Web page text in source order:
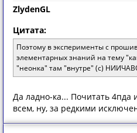
ZlydenGL
Цитата:
Поэтому в эксперименты с
элементарных знаний на тему
"неонка" там "внутре" (с)
Да ладно-ка... Почитать 4пда
всем, ну, за редкими